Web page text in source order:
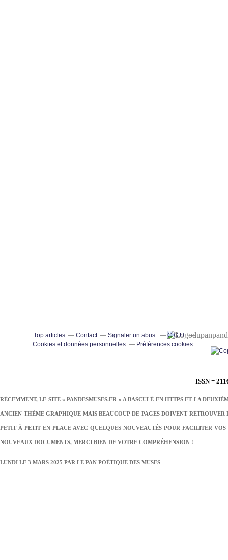
ISSN =
RÉCEMMENT, LE SITE « PANDESMUSES.FR » A BASCULÉ EN HTTPS ET LA
ANCIEN THÈME GRAPHIQUE MAIS BEAUCOUP DE PAGES DOIVENT
PETIT À PETIT EN PLACE AVEC QUELQUES NOUVEAUTÉS POUR FACILITER
NOUVEAUX DOCUMENTS, MERCI BIEN DE VOTRE COMPRÉHENSION !
LUNDI LE 3 MARS 2025 PAR LE PAN POÉTIQUE DES MUSES
Top articles Contact Signaler un abus
C.G.U.
Cookies et données personnelles
Préférences cookies